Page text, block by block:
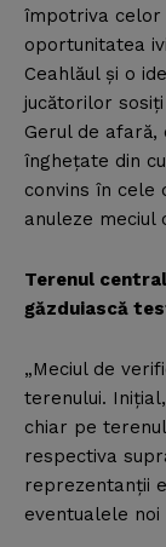
împotriva celor
oportunitatea
Ceahlăul şi o
jucătorilor
Gerul de
îngheţate din
convins în cele
anuleze meciul
Terenul
găzduiască
„Meciul de
terenului.
chiar pe
respectiva
reprezentanţii
eventualele noi